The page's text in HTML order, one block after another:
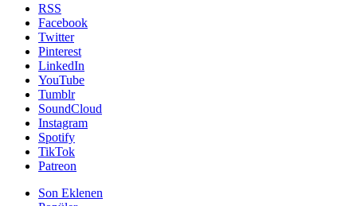
RSS
Facebook
Twitter
Pinterest
LinkedIn
YouTube
Tumblr
SoundCloud
Instagram
Spotify
TikTok
Patreon
Son Eklenen